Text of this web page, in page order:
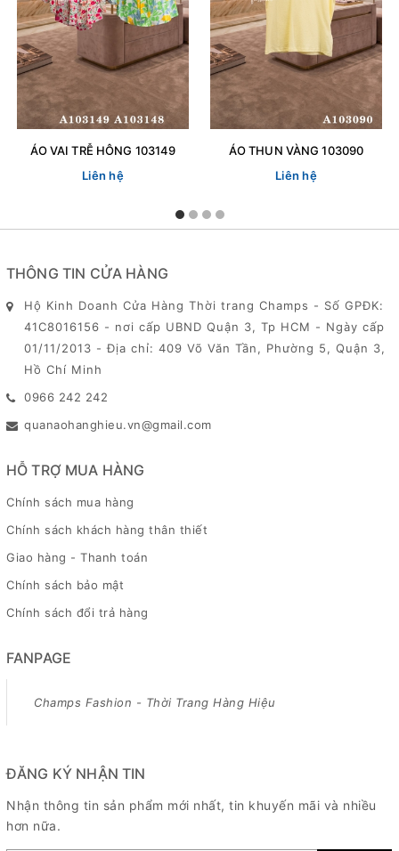
ÁO VAI TRỄ HÔNG 103149
Liên hệ
ÁO THUN VÀNG 103090
Liên hệ
THÔNG TIN CỬA HÀNG
Hộ Kinh Doanh Cửa Hàng Thời trang Champs - Số GPĐK:
41C8016156 - nơi cấp UBND Quận 3, Tp HCM - Ngày cấp
01/11/2013 - Địa chỉ: 409 Võ Văn Tần, Phường 5, Quận 3,
Hồ Chí Minh
0966 242 242
quanaohanghieu.vn@gmail.com
HỖ TRỢ MUA HÀNG
Chính sách mua hàng
Chính sách khách hàng thân thiết
Giao hàng - Thanh toán
Chính sách bảo mật
Chính sách đổi trả hàng
FANPAGE
Champs Fashion - Thời Trang Hàng Hiệu
ĐĂNG KÝ NHẬN TIN
Nhận thông tin sản phẩm mới nhất, tin khuyến mãi và nhiều
hơn nữa.